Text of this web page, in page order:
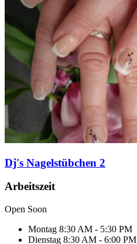
Dj's Nagelstübchen 2
Arbeitszeit
Open Soon
Montag 8:30 AM - 5:30 PM
Dienstag 8:30 AM - 6:00 PM